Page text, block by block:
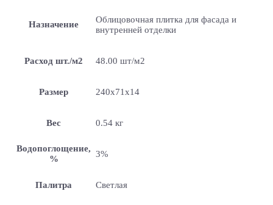
Назначение
Облицовочная плитка для фасада и
внутренней отделки
Расход шт./м2 48.00 шт/м2
Размер 240x71x14
Вес 0.54 кг
Водопоглощение,
%
3%
Палитра Светлая